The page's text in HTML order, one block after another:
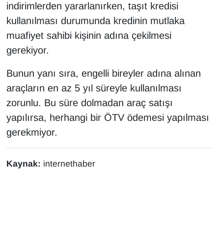
indirimlerden yararlanırken, taşıt kredisi
kullanılması durumunda kredinin mutlaka
muafiyet sahibi kişinin adına çekilmesi
gerekiyor.
Bunun yanı sıra, engelli bireyler adına alınan
araçların en az 5 yıl süreyle kullanılması
zorunlu. Bu süre dolmadan araç satışı
yapılırsa, herhangi bir ÖTV ödemesi yapılması
gerekmiyor.
Kaynak: internethaber
YEREL